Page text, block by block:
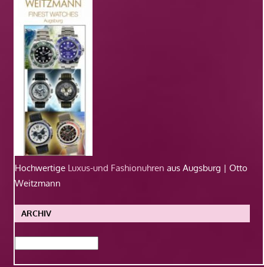
Hochwertige Luxus-und Fashionuhren aus Augsburg | Otto
Weitzmann
ARCHIV